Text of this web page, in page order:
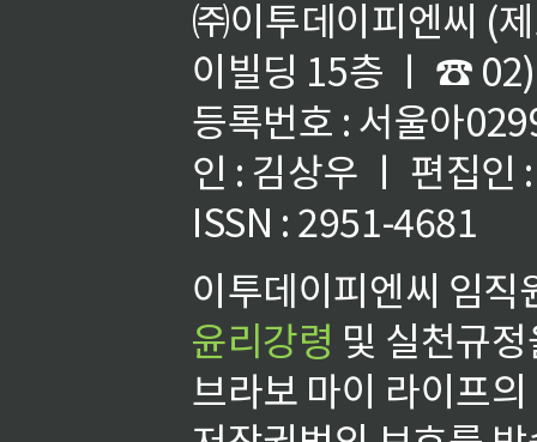
㈜이투데이피엔씨 (
이빌딩 15층 ㅣ ☎
등록번호 : 서울아
인 : 김상우 ㅣ 편집인
ISSN : 2951-4681
이투데이피엔씨 임
윤리강령 및 실천규
브라보 마이 라이프